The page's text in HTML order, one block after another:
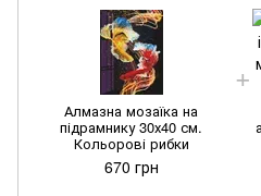
Алмазна мозаїка на
підрамнику 30х40 см.
Кольорові рибки
670 грн